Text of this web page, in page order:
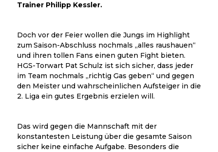
Trainer Philipp Kessler.
Doch vor der Feier wollen die Jungs im Highlight
zum Saison-Abschluss nochmals „alles raushauen“
und ihren tollen Fans einen guten Fight bieten.
HGS-Torwart Pat Schulz ist sich sicher, dass jeder
im Team nochmals „richtig Gas geben“ und gegen
den Meister und wahrscheinlichen Aufsteiger in die
2. Liga ein gutes Ergebnis erzielen will.
Das wird gegen die Mannschaft mit der
konstantesten Leistung über die gesamte Saison
sicher keine einfache Aufgabe. Besonders die